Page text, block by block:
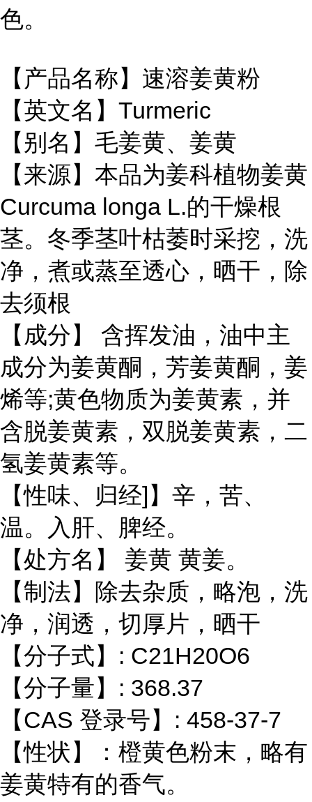
色。
【产品名称】速溶姜黄粉
【英文名】Turmeric
【别名】毛姜黄、姜黄
【来源】本品为姜科植物姜黄
Curcuma longa L.的干燥根
茎。冬季茎叶枯萎时采挖，洗
净，煮或蒸至透心，晒干，除
去须根
【成分】 含挥发油，油中主
成分为姜黄酮，芳姜黄酮，姜
烯等;黄色物质为姜黄素，并
含脱姜黄素，双脱姜黄素，二
氢姜黄素等。
【性味、归经]】辛，苦、
温。入肝、脾经。
【处方名】 姜黄 黄姜。
【制法】除去杂质，略泡，洗
净，润透，切厚片，晒干
【分子式】: C21H20O6
【分子量】: 368.37
【CAS 登录号】: 458-37-7
【性状】：橙黄色粉末，略有
姜黄特有的香气。